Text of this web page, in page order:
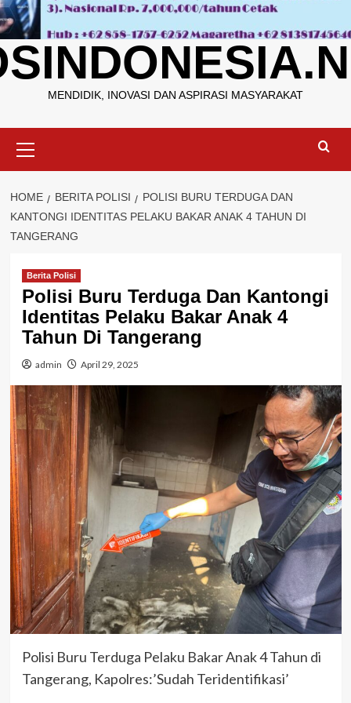
MENDIDIK, INOVASI DAN ASPIRASI MASYARAKAT
Menu
HOME BERITA POLISI
POLISI BURU TERDUGA DAN
KANTONGI IDENTITAS PELAKU BAKAR ANAK 4 TAHUN DI
TANGERANG
Berita Polisi
Polisi Buru Terduga Dan Kantongi
Identitas Pelaku Bakar Anak 4
Tahun Di Tangerang
admin April 29, 2025
Polisi Buru Terduga Pelaku Bakar Anak 4 Tahun di
Tangerang, Kapolres:’Sudah Teridentifikasi’